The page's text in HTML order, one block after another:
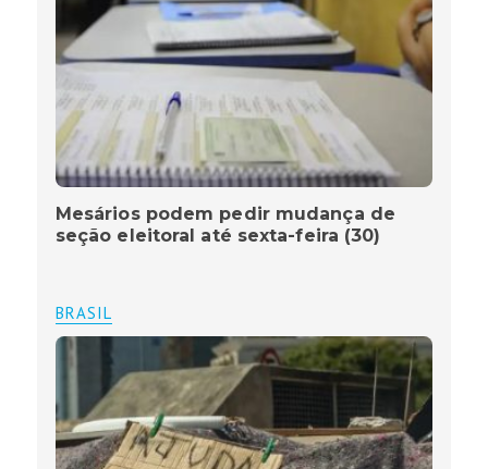
Mesários podem pedir mudança de
seção eleitoral até sexta-feira (30)
BRASIL